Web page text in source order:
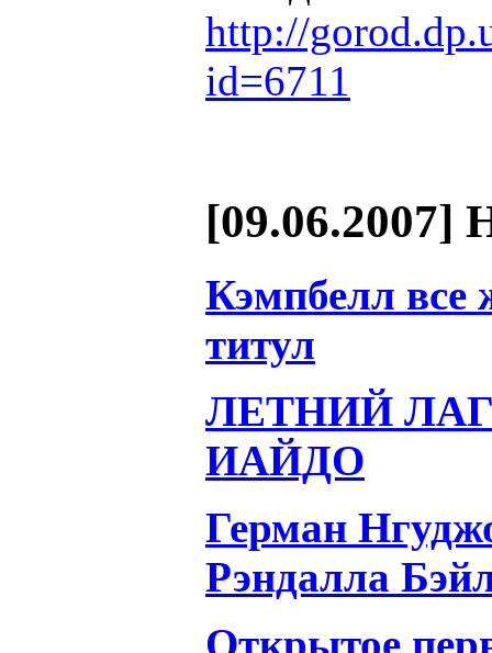
http://
id=6711
[09.06.2007]
Кэмпбелл все
титул
ЛЕТНИЙ
ИАЙДО
Герман
Рэндалла
Открытое